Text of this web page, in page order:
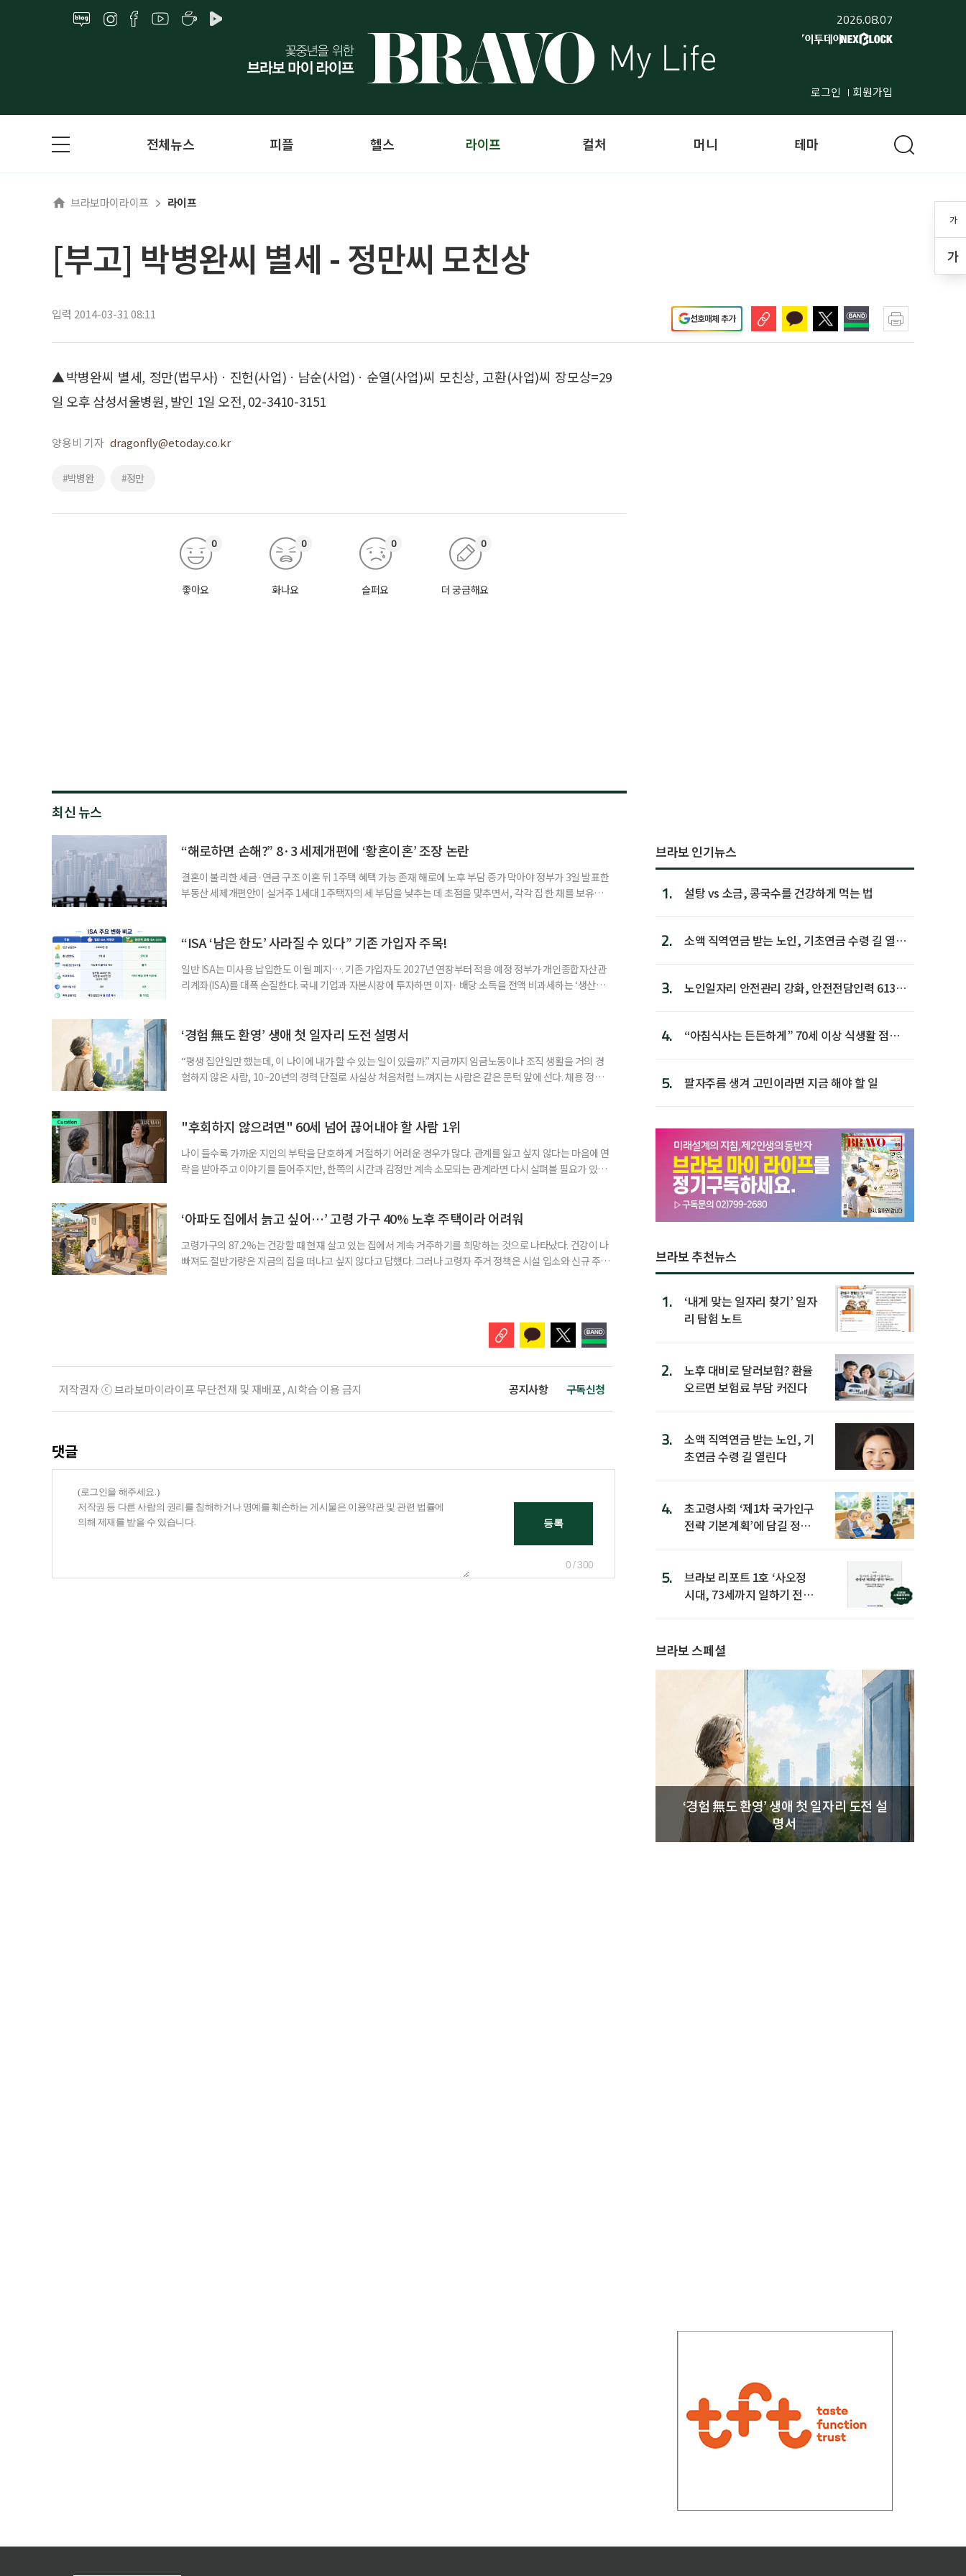
2026.08.07
로그인 회원가입
가
가
전체뉴스 피플 헬스 라이프 컬처 머니 테마
브라보마이라이프 라이프
[부고] 박병완씨 별세 - 정만씨 모친상
입력 2014-03-31 08:11 선호매체 추가
▲박병완씨 별세, 정만(법무사)ㆍ진헌(사업)ㆍ남순(사업)ㆍ순열(사업)씨 모친상, 고환(사업)씨 장모상=29
일 오후 삼성서울병원, 발인 1일 오전, 02-3410-3151
양용비 기자 dragonfly@etoday.co.kr
#박병완 #정만
좋아요
0
화나요
0
슬퍼요
0
더 궁금해요
0
최신 뉴스
“해로하면 손해?” 8·3 세제개편에 ‘황혼이혼’ 조장 논란
결혼이 불리한 세금·연금 구조 이혼 뒤 1주택 혜택 가능 존재 해로에 노후 부담 증가 막아야 정부가 3일 발표한
부동산 세제개편안이 실거주 1세대 1주택자의 세 부담을 낮추는 데 초점을 맞추면서, 각각 집 한 채를 보유한
부가 각자 집 한 채씩을 보유하면 한 세대가 두 채를 가진 것으로 보지만, 실제 이혼해 주거와 생계를 분
“ISA ‘남은 한도’ 사라질 수 있다” 기존 가입자 주목!
일반 ISA는 미사용 납입한도 이월 폐지…. 기존 가입자도 2027년 연장부터 적용 예정 정부가 개인종합자산관
리계좌(ISA)를 대폭 손질한다. 국내 기업과 자본시장에 투자하면 이자· 배당 소득을 전액 비과세하는 ‘생산적
기 때문이다. 지난 3일 발표된 세제개편안이 국회 통과 후 그대로 시행된다면 법 시행 전 본
‘경험 無도 환영’ 생애 첫 일자리 도전 설명서
“평생 집안일만 했는데, 이 나이에 내가 할 수 있는 일이 있을까.” 지금까지 임금노동이나 조직 생활을 거의 경
험하지 않은 사람, 10~20년의 경력 단절로 사실상 처음처럼 느껴지는 사람은 같은 문턱 앞에 선다. 채용 정보를
경험이 풍부한 고령자는 중요한 국가 자원이다. 박경하 한국노인인력개발원 선임연구위
"후회하지 않으려면" 60세 넘어 끊어내야 할 사람 1위
나이 들수록 가까운 지인의 부탁을 단호하게 거절하기 어려운 경우가 많다. 관계를 잃고 싶지 않다는 마음에 연
락을 받아주고 이야기를 들어주지만, 한쪽의 시간과 감정만 계속 소모되는 관계라면 다시 살펴볼 필요가 있다.
게 여기며, 거절하는 순간 태도를 바꾸는 행동도 건강한 관계와는 거리가 멀다. 믿고 털어놓은 개인사나 약점을
‘아파도 집에서 늙고 싶어…’ 고령 가구 40% 노후 주택이라 어려워
고령가구의 87.2%는 건강할 때 현재 살고 있는 집에서 계속 거주하기를 희망하는 것으로 나타났다. 건강이 나
빠져도 절반가량은 지금의 집을 떠나고 싶지 않다고 답했다. 그러나 고령자 주거 정책은 시설 입소와 신규 주택
저작권자 ⓒ 브라보마이라이프 무단전재 및 재배포, AI학습 이용 금지 공지사항 구독신청
댓글
0 / 300
브라보 인기뉴스
1. 설탕 vs 소금, 콩국수를 건강하게 먹는 법
2.
소액 직역연금 받는 노인, 기초연금 수령 길 열린
3.
노인일자리 안전관리 강화, 안전전담인력 613명
4.
“아침식사는 든든하게” 70세 이상 식생활 점수
5. 팔자주름 생겨 고민이라면 지금 해야 할 일
브라보 추천뉴스
1.
‘내게 맞는 일자리 찾기’ 일자
리 탐험 노트
2.
노후 대비로 달러보험? 환율
오르면 보험료 부담 커진다
3.
소액 직역연금 받는 노인, 기
초연금 수령 길 열린다
4.
초고령사회 ‘제1차 국가인구
전략 기본계획’에 담길 정책
5.
브라보 리포트 1호 ‘사오정
시대, 73세까지 일하기 전략’
브라보 스페셜
‘경험 無도 환영’ 생애 첫 일자리 도전 설
명서